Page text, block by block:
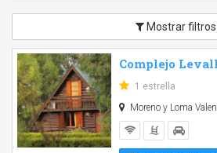
Mostrar filtros
Complejo
1 estrella
Moreno y Loma